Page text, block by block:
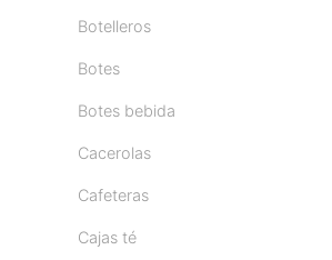
Botelleros
Botes
Botes bebida
Cacerolas
Cafeteras
Cajas té